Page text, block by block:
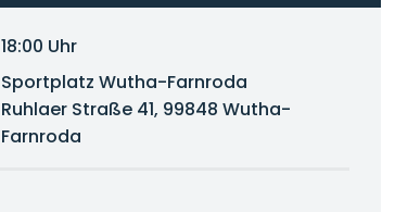
18:00 Uhr
Sportplatz Wutha-Farnroda
Ruhlaer Straße 41, 99848 Wutha-
Farnroda